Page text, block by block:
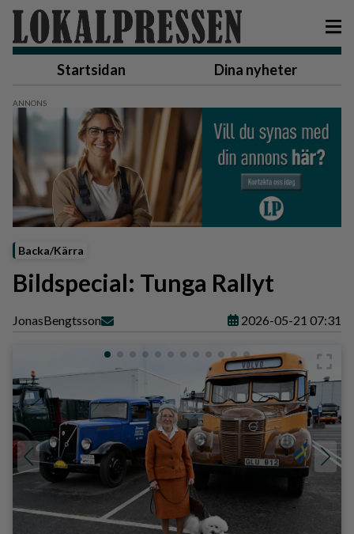
Startsidan Dina nyheter
Backa/Kärra
Bildspecial: Tunga Rallyt
JonasBengtsson 2026-05-21 07:31